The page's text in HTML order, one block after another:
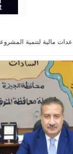
مالية لتنمية